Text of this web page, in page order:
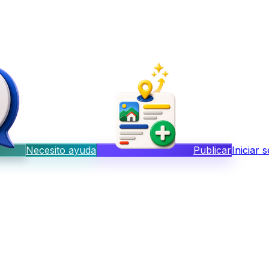
Necesito ayuda PublicarIniciar